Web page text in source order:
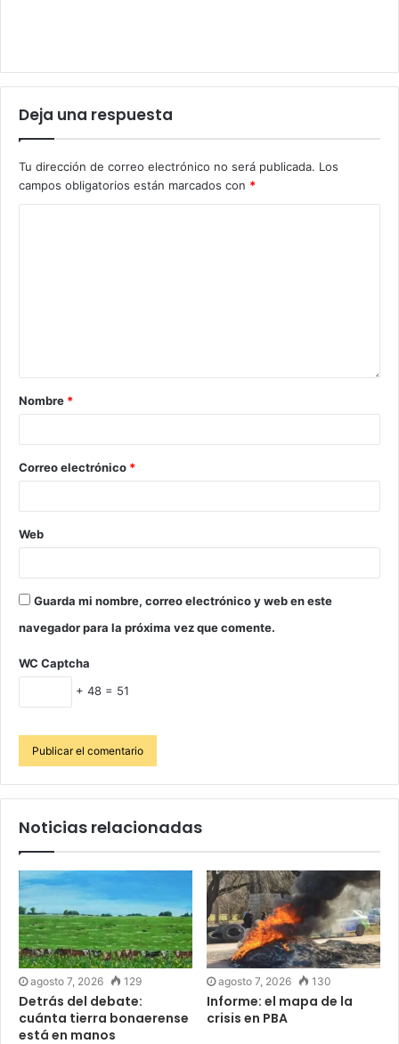
Deja una respuesta
Tu dirección de correo electrónico no será publicada. Los
campos obligatorios están marcados con *
Nombre *
Correo electrónico *
Web
Guarda mi nombre, correo electrónico y web en este
navegador para la próxima vez que comente.
WC Captcha
+ 48 = 51
Noticias relacionadas
agosto 7, 2026 129
Detrás del debate:
cuánta tierra bonaerense
está en manos
agosto 7, 2026 130
Informe: el mapa de la
crisis en PBA